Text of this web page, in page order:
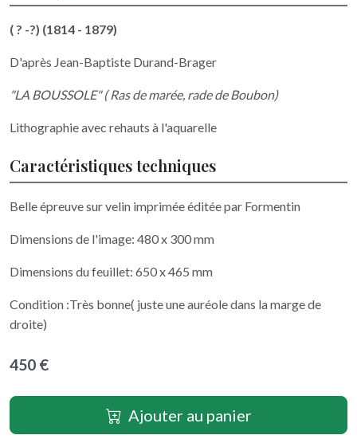
( ? -?) (1814 - 1879)
D'après Jean-Baptiste Durand-Brager
"LA BOUSSOLE" ( Ras de marée, rade de Boubon)
Lithographie avec rehauts à l'aquarelle
Caractéristiques techniques
Belle épreuve sur velin imprimée éditée par Formentin
Dimensions de l'image: 480 x 300 mm
Dimensions du feuillet: 650 x 465 mm
Condition :Très bonne( juste une auréole dans la marge de
droite)
450 €
Ajouter au panier